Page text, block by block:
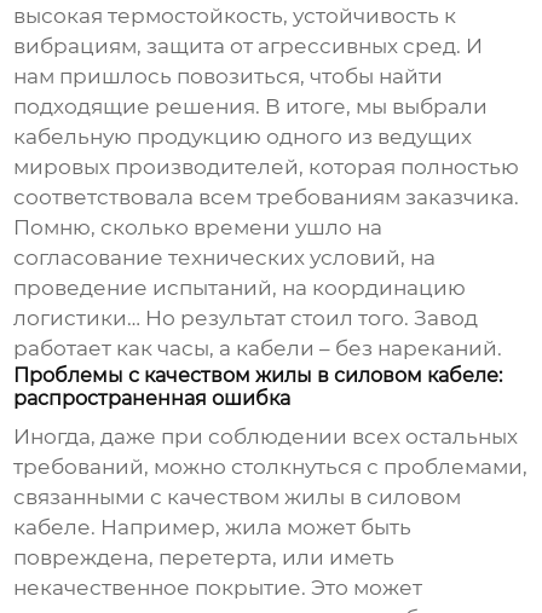
высокая термостойкость, устойчивость к
вибрациям, защита от агрессивных сред. И
нам пришлось повозиться, чтобы найти
подходящие решения. В итоге, мы выбрали
кабельную продукцию одного из ведущих
мировых производителей, которая полностью
соответствовала всем требованиям заказчика.
Помню, сколько времени ушло на
согласование технических условий, на
проведение испытаний, на координацию
логистики… Но результат стоил того. Завод
работает как часы, а кабели – без нареканий.
Проблемы с качеством жилы в силовом кабеле:
распространенная ошибка
Иногда, даже при соблюдении всех остальных
требований, можно столкнуться с проблемами,
связанными с качеством жилы в силовом
кабеле. Например, жила может быть
повреждена, перетерта, или иметь
некачественное покрытие. Это может